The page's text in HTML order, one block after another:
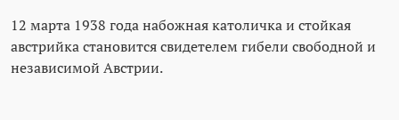
12 марта 1938 года набожная католичка и стойкая
австрийка становится свидетелем гибели свободной и
независимой Австрии.